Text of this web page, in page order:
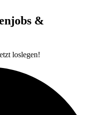
&
loslegen!